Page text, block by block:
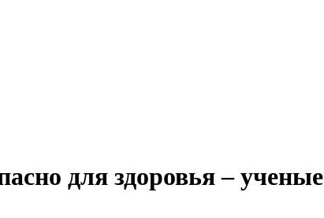
для здоровья – ученые